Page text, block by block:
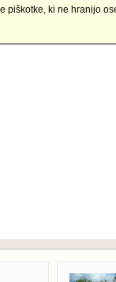
ki ne hranijo